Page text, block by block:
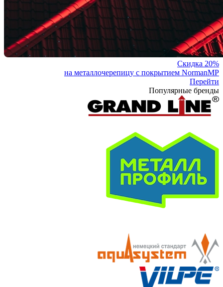
Скидка 20%
на металлочерепицу с покрытием NormanMP
Перейти
Популярные бренды